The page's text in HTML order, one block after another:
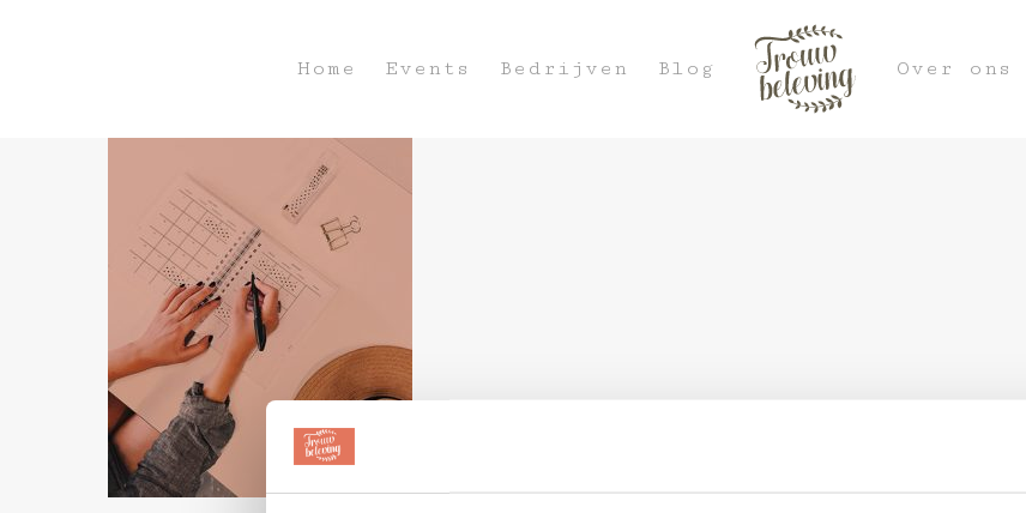
Hit enter to search or ESC to close
Home Events Bedrijven Blog Over ons